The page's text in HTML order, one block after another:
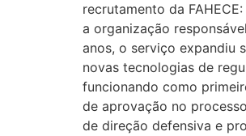
recrutamento da
a organização
anos, o serviço expandiu
novas tecnologias de
funcionando como
de aprovação no
de direção defensiva e